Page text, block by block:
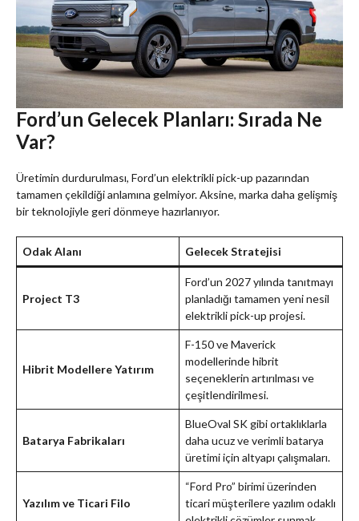
Ford’un Gelecek Planları: Sırada Ne
Var?
Üretimin durdurulması, Ford’un elektrikli pick-up pazarından
tamamen çekildiği anlamına gelmiyor. Aksine, marka daha gelişmiş
bir teknolojiyle geri dönmeye hazırlanıyor.
Odak Alanı Gelecek Stratejisi
Project T3
Ford’un 2027 yılında tanıtmayı
planladığı tamamen yeni nesil
elektrikli pick-up projesi.
Hibrit Modellere Yatırım
F-150 ve Maverick
modellerinde hibrit
seçeneklerin artırılması ve
çeşitlendirilmesi.
Batarya Fabrikaları
BlueOval SK gibi ortaklıklarla
daha ucuz ve verimli batarya
üretimi için altyapı çalışmaları.
Yazılım ve Ticari Filo
“Ford Pro” birimi üzerinden
ticari müşterilere yazılım odaklı